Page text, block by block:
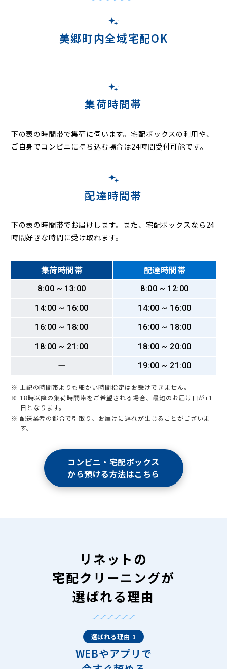
美郷町内全域宅配OK
集荷時間帯
下の表の時間帯で集荷に伺います。宅配ボックスの利用や、
ご自身でコンビニに持ち込む場合は24時間受付可能です。
配達時間帯
下の表の時間帯でお届けします。また、宅配ボックスなら24
時間好きな時間に受け取れます。
集荷時間帯 配達時間帯
8:00 ~ 13:00
8:00 ~ 12:00
14:00 ~ 16:00
14:00 ~ 16:00
16:00 ~ 18:00
16:00 ~ 18:00
18:00 ~ 21:00
18:00 ~ 20:00
ー
19:00 ~ 21:00
※ 上記の時間帯よりも細かい時間指定はお受けできません。
※ 18時以降の集荷時間帯をご希望される場合、最短のお届け日が+1
日となります。
※ 配送業者の都合で引取り、お届けに遅れが生じることがございま
す。
コンビニ・宅配ボックス
から預ける方法はこちら
リネットの
宅配クリーニングが
選ばれる理由
選ばれる理由 1
WEBやアプリで